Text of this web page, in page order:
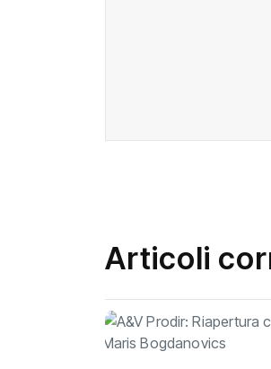
Articoli